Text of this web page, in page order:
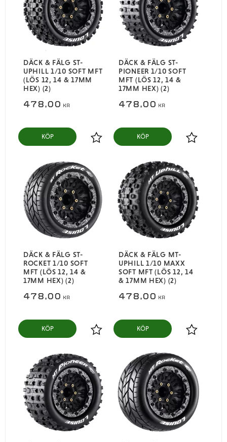
DÄCK & FÄLG ST-
UPHILL 1/10 SOFT MFT
(LÖS 12, 14 & 17MM
HEX) (2)
478,00 KR
Lägg till i favoriter
KÖP
DÄCK & FÄLG ST-
PIONEER 1/10 SOFT
MFT (LÖS 12, 14 &
17MM HEX) (2)
478,00 KR
Lägg till i
KÖP
DÄCK & FÄLG ST-
ROCKET 1/10 SOFT
MFT (LÖS 12, 14 &
17MM HEX) (2)
478,00 KR
Lägg till i favoriter
KÖP
DÄCK & FÄLG MT-
UPHILL 1/10 MAXX
SOFT MFT (LÖS 12, 14
& 17MM HEX) (2)
478,00 KR
Lägg till i
KÖP